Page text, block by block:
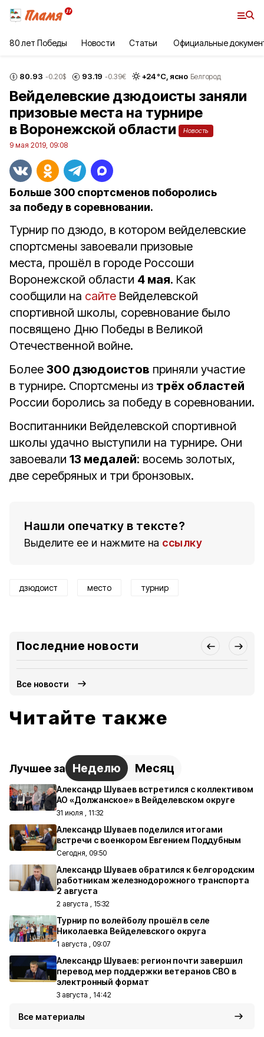
80 лет Победы Новости Статьи Официальные
80.93 -0.20$ 93.19 -0.39€ +24°С, ясно Белгород
Вейделевские дзюдоисты заняли
призовые места на турнире
в Воронежской области
Новость
9 мая 2019, 09:08
Больше 300 спортсменов поборолись
за победу в соревновании.
Турнир по дзюдо, в котором вейделевские
спортсмены завоевали призовые
места, прошёл в городе Россоши
Воронежской области 4 мая. Как
сообщили на сайте Вейделевской
спортивной школы, соревнование было
посвящено Дню Победы в Великой
Отечественной войне.
Более 300 дзюдоистов приняли участие
в турнире. Спортсмены из трёх областей
России боролись за победу в соревновании.
Воспитанники Вейделевской спортивной
школы удачно выступили на турнире. Они
завоевали 13 медалей: восемь золотых,
две серебряных и три бронзовых.
Нашли опечатку в тексте?
Выделите ее и нажмите на ссылку
дзюдоист место турнир
Последние новости
Все новости
Читайте также
Лучшее за Неделю Месяц
Александр Шуваев встретился с коллективом
АО «Должанское» в Вейделевском округе
31 июля , 11:32
Александр Шуваев поделился итогами
встречи с военкором Евгением Поддубным
Сегодня, 09:50
Александр Шуваев обратился к белгородским
работникам железнодорожного транспорта
2 августа
2 августа , 15:32
Турнир по волейболу прошёл в селе
Николаевка Вейделевского округа
1 августа , 09:07
Александр Шуваев: регион почти завершил
перевод мер поддержки ветеранов СВО в
электронный формат
3 августа , 14:42
Все материалы